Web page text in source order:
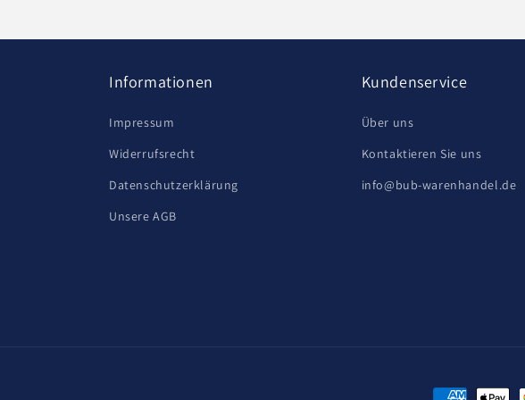
Informationen
Impressum
Widerrufsrecht
Datenschutzerklärung
Unsere AGB
Kundenservice
Über uns
Kontaktieren Sie uns
info@bub-warenhandel.de